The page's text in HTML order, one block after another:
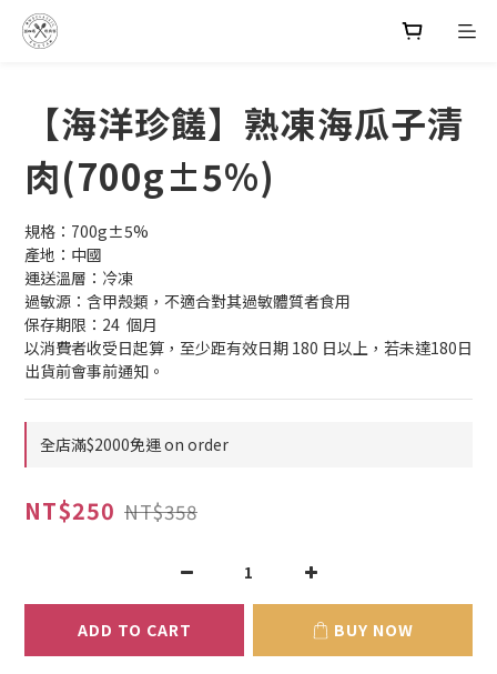
【海洋珍饈】熟凍海瓜子清
肉(700g±5%)
規格：700g±5%
產地：中國
運送溫層：冷凍
過敏源：含甲殼類，不適合對其過敏體質者食用
保存期限：24  個月
以消費者收受日起算，至少距有效日期 180 日以上，若未達180日
出貨前會事前通知。
全店滿$2000免運 on order
NT$250 NT$358
ADD TO CART BUY NOW